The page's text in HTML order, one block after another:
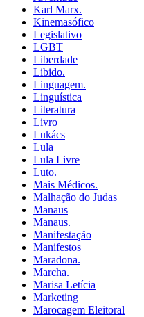
Karl Marx.
Kinemasófico
Legislativo
LGBT
Liberdade
Libido.
Linguagem.
Linguística
Literatura
Livro
Lukács
Lula
Lula Livre
Luto.
Mais Médicos.
Malhação do Judas
Manaus
Manaus.
Manifestação
Manifestos
Maradona.
Marcha.
Marisa Letícia
Marketing
Marocagem Eleitoral